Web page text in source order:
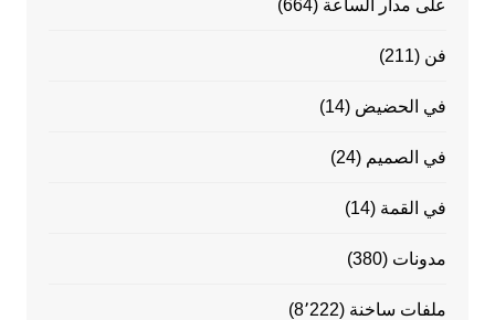
على مدار الساعة (664)
فن (211)
في الحضيض (14)
في الصميم (24)
في القمة (14)
مدونات (380)
ملفات ساخنة (8٬222)